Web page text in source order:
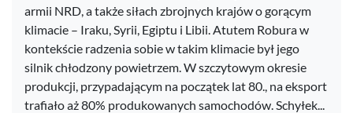
armii NRD, a także siłach zbrojnych krajów o gorącym
klimacie – Iraku, Syrii, Egiptu i Libii. Atutem Robura w
kontekście radzenia sobie w takim klimacie był jego
silnik chłodzony powietrzem. W szczytowym okresie
produkcji, przypadającym na początek lat 80., na eksport
trafiało aż 80% produkowanych samochodów. Schyłek...